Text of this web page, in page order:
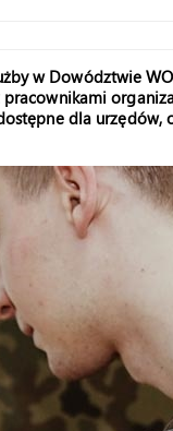
w Dowództwie
pracownikami
dla urzędów,